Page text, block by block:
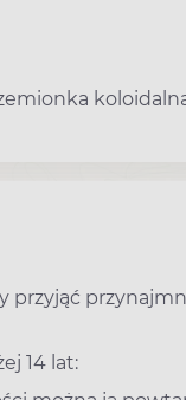
przyjąć
14 lat: